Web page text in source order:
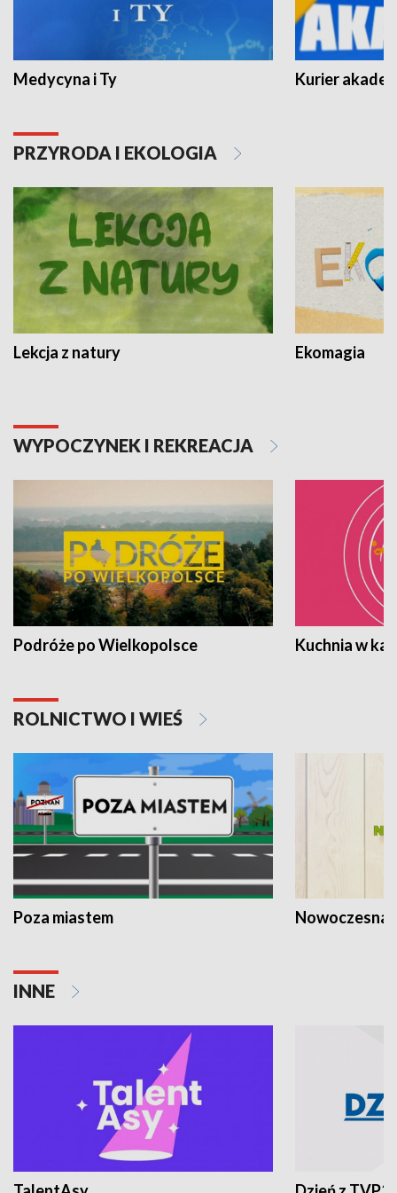
Medycyna i Ty Kurier
PRZYRODA I EKOLOGIA
Lekcja z natury Ekomagia
WYPOCZYNEK I REKREACJA
Podróże po Wielkopolsce Kuchnia w
ROLNICTWO I WIEŚ
Poza miastem Nowoczesna
INNE